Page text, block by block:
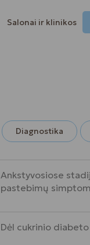
Salonai ir klinikos
Diagnostika
Ankstyvosiose
pastebimų
Dėl cukrinio